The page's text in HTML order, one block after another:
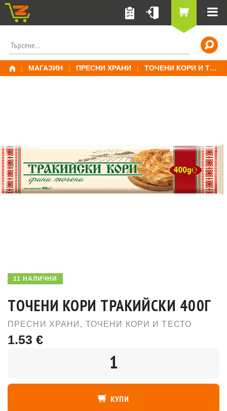
Skip
ПОТЪРСИ
ЗА:
| МАГАЗИН | ПРЕСНИ ХРАНИ | ТОЧЕНИ КОРИ И ТЕСТО
11 НАЛИЧНИ
ТОЧЕНИ КОРИ ТРАКИЙСКИ 400Г
ПРЕСНИ ХРАНИ , ТОЧЕНИ КОРИ И ТЕСТО
1.53 €
КУПИ